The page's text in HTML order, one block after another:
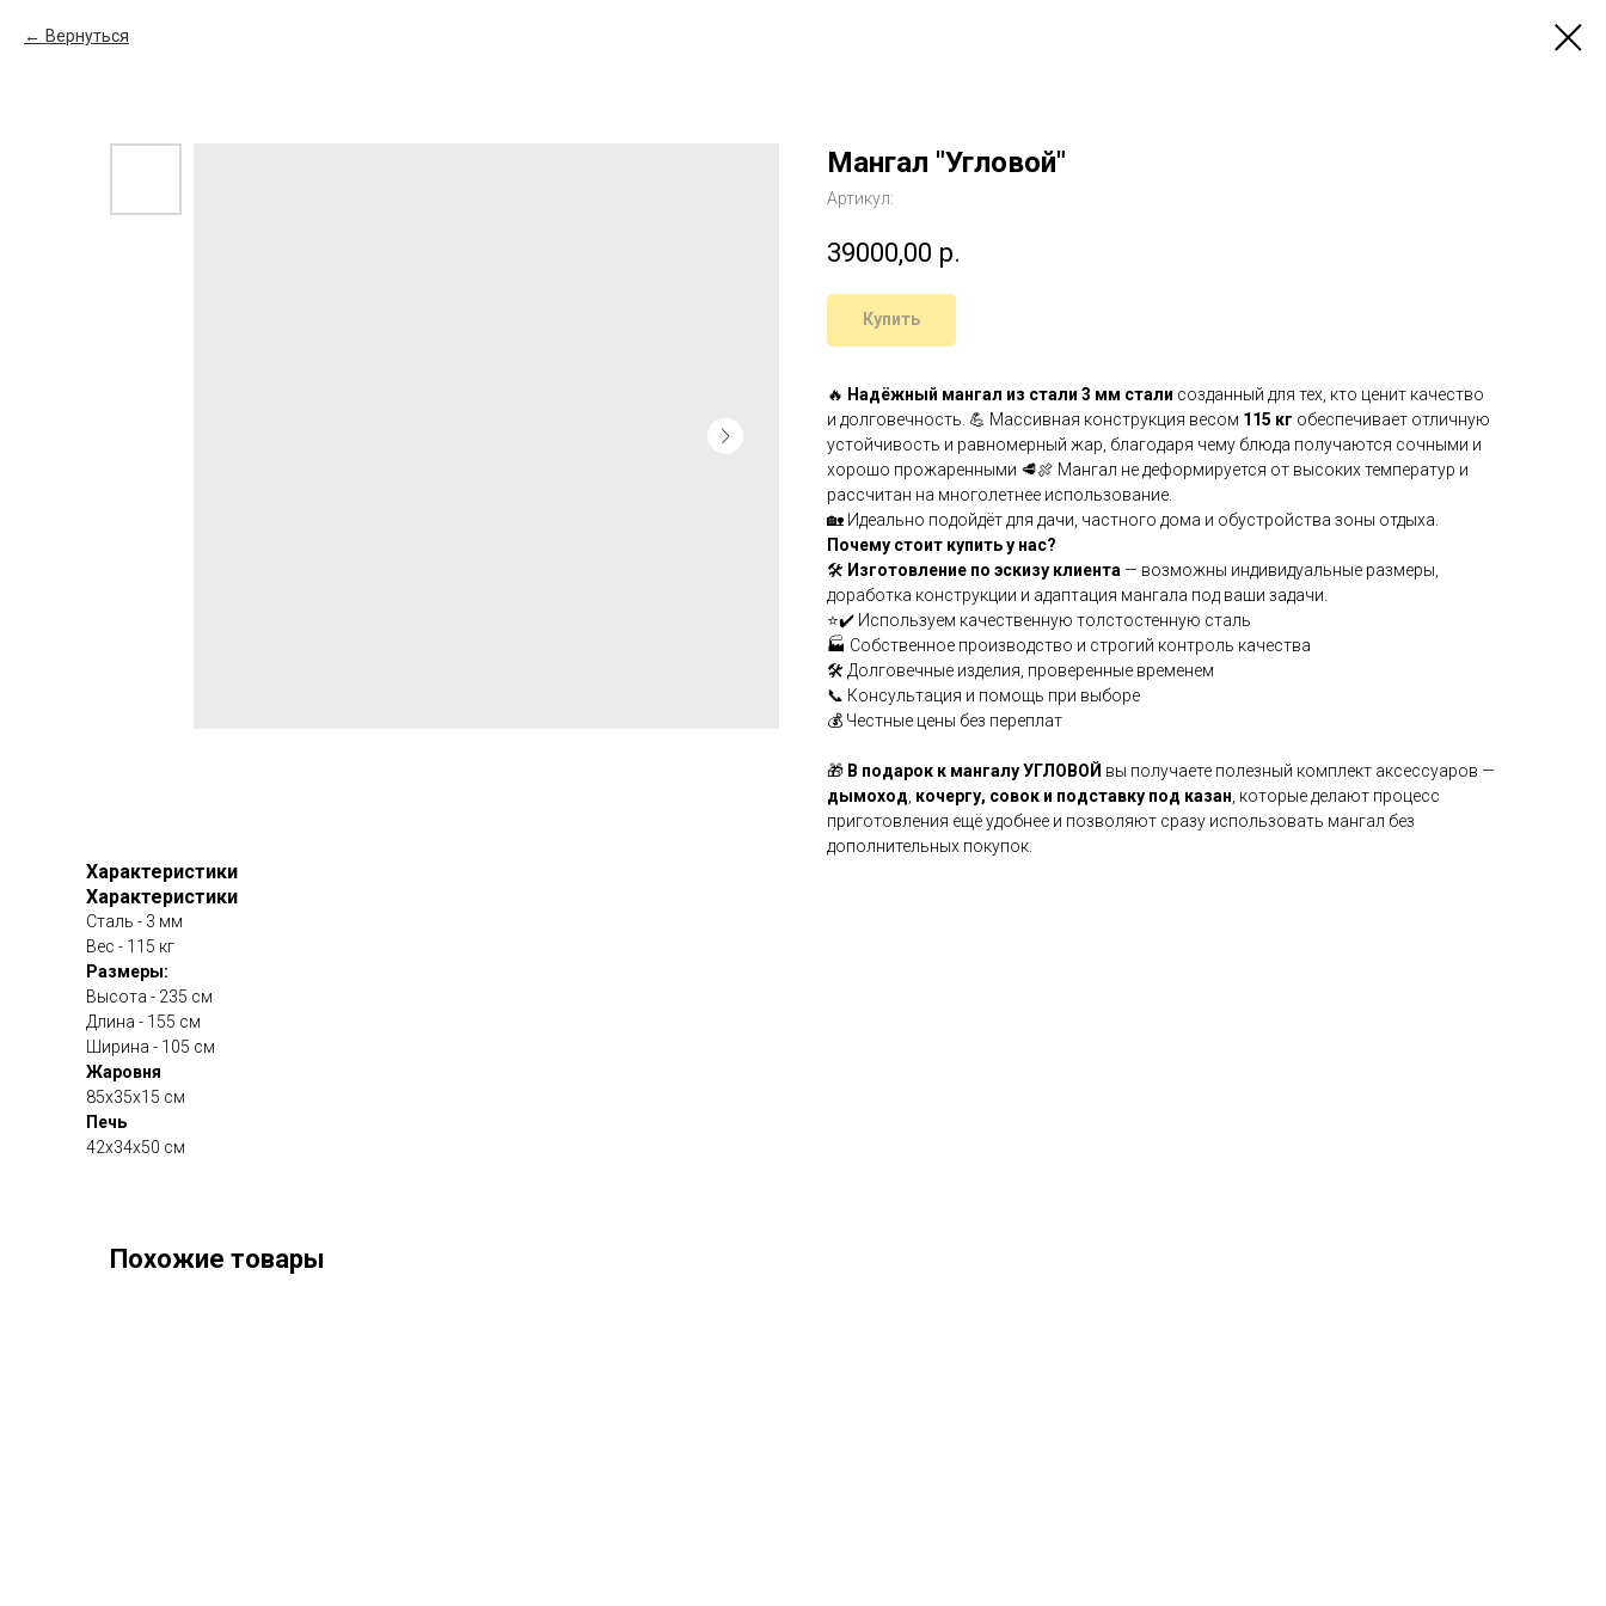
Вернуться
Мангал "Угловой"
Артикул:
39000,00 р.
Купить
🔥 Надёжный мангал из стали 3 мм стали созданный для тех, кто ценит качество
и долговечность. 💪 Массивная конструкция весом 115 кг обеспечивает отличную
устойчивость и равномерный жар, благодаря чему блюда получаются сочными и
хорошо прожаренными 🥩🍖 Мангал не деформируется от высоких температур и
рассчитан на многолетнее использование.
🏡 Идеально подойдёт для дачи, частного дома и обустройства зоны отдыха.
Почему стоит купить у нас?
🛠 Изготовление по эскизу клиента — возможны индивидуальные размеры,
доработка конструкции и адаптация мангала под ваши задачи.
⭐✔️ Используем качественную толстостенную сталь
🏭 Собственное производство и строгий контроль качества
🛠️ Долговечные изделия, проверенные временем
📞 Консультация и помощь при выборе
💰 Честные цены без переплат
🎁 В подарок к мангалу УГЛОВОЙ вы получаете полезный комплект аксессуаров —
дымоход кочергу, совок и подставку под казан , которые делают процесс
приготовления ещё удобнее и позволяют сразу использовать мангал без
дополнительных покупок.
Характеристики
Характеристики
Сталь - 3 мм
Вес - 115 кг
Размеры:
Высота - 235 см
Длина - 155 см
Ширина - 105 см
Жаровня
85х35х15 см
Печь
42х34х50 см
Похожие товары